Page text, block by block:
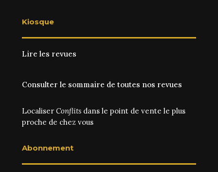
Kiosque
Lire les revues
Consulter le sommaire de toutes nos revues
Localiser Conflitsdans le point de vente le plus
proche de chez vous
Abonnement